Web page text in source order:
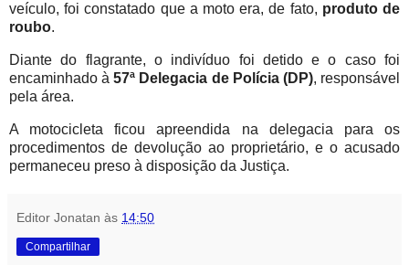
veículo, foi constatado que a moto era, de fato, produto de
roubo.
Diante do flagrante, o indivíduo foi detido e o caso foi
encaminhado à57ª Delegacia de Polícia (DP), responsável
pela área.
A motocicleta ficou apreendida na delegacia para os
procedimentos de devolução ao proprietário, e o acusado
permaneceu preso à disposição da Justiça.
Editor Jonatan às 14:50
Compartilhar